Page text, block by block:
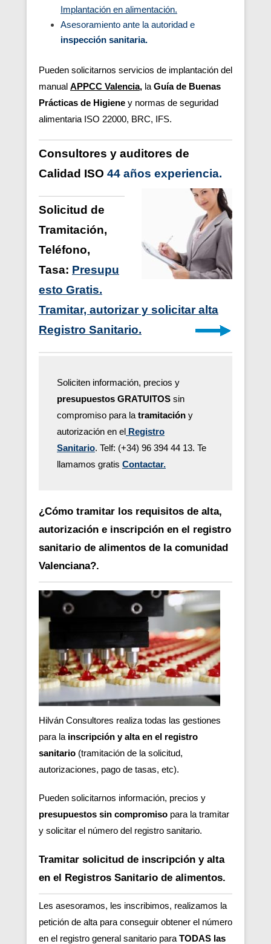
Implantación en alimentación.
Asesoramiento ante la autoridad e
inspección sanitaria.
Pueden solicitarnos servicios de implantación del
manual APPCC Valencia, la Guía de Buenas
Prácticas de Higiene y normas de seguridad
alimentaria ISO 22000, BRC, IFS.
Consultores y auditores de
Calidad ISO 44 años experiencia.
Solicitud de
Tramitación,
Teléfono,
Tasa: Presupu
esto Gratis.
Tramitar, autorizar y solicitar alta
Registro Sanitario.
Soliciten información, precios y
presupuestos GRATUITOS sin
compromiso para la tramitación y
autorización en el Registro
Sanitario. Telf: (+34) 96 394 44 13. Te
llamamos gratis Contactar.
¿Cómo tramitar los requisitos de alta,
autorización e inscripción en el registro
sanitario de alimentos de la comunidad
Valenciana?.
Hilván Consultores realiza todas las gestiones
para la inscripción y alta en el registro
sanitario (tramitación de la solicitud,
autorizaciones, pago de tasas, etc).
Pueden solicitarnos información, precios y
presupuestos sin compromiso para la tramitar
y solicitar el número del registro sanitario.
Tramitar solicitud de inscripción y alta
en el Registros Sanitario de alimentos.
Les asesoramos, les inscribimos, realizamos la
petición de alta para conseguir obtener el número
en el registro general sanitario para TODAS las